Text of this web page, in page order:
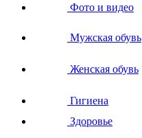
Фото и видео
Мужская обувь
Женская обувь
Гигиена
Здоровье